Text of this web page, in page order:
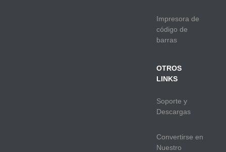
Impresora de
código de
barras
OTROS
LINKS
Soporte y
Descargas
Convertirse en
Nuestro